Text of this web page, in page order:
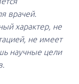
врачей.
характер, не
не имеет
научные цели